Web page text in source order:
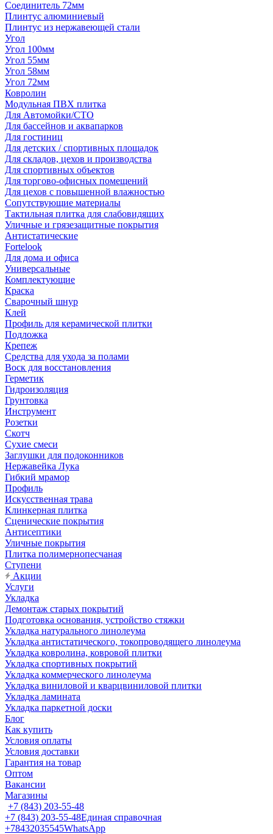
Соединитель 72мм
Плинтус алюминиевый
Плинтус из нержавеющей стали
Угол
Угол 100мм
Угол 55мм
Угол 58мм
Угол 72мм
Ковролин
Модульная ПВХ плитка
Для Автомойки/СТО
Для бассейнов и аквапарков
Для гостиниц
Для детских / спортивных площадок
Для складов, цехов и производства
Для спортивных объектов
Для торгово-офисных помещений
Для цехов с повышенной влажностью
Сопутствующие материалы
Тактильная плитка для слабовидящих
Уличные и грязезащитные покрытия
Антистатические
Fortelook
Для дома и офиса
Универсальные
Комплектующие
Краска
Сварочный шнур
Клей
Профиль для керамической плитки
Подложка
Крепеж
Средства для ухода за полами
Воск для восстановления
Герметик
Гидроизоляция
Грунтовка
Инструмент
Розетки
Скотч
Сухие смеси
Заглушки для подоконников
Нержавейка Лука
Гибкий мрамор
Профиль
Искусственная трава
Клинкерная плитка
Сценические покрытия
Антисептики
Уличные покрытия
Плитка полимернопесчаная
Ступени
Акции
Услуги
Укладка
Демонтаж старых покрытий
Подготовка основания, устройство стяжки
Укладка натурального линолеума
Укладка антистатического, токопроводящего линолеума
Укладка ковролина, ковровой плитки
Укладка спортивных покрытий
Укладка коммерческого линолеума
Укладка виниловой и кварцвиниловой плитки
Укладка ламината
Укладка паркетной доски
Блог
Как купить
Условия оплаты
Условия доставки
Гарантия на товар
Оптом
Вакансии
Магазины
+7 (843) 203-55-48
+7 (843) 203-55-48Единая справочная
+78432035545WhatsApp